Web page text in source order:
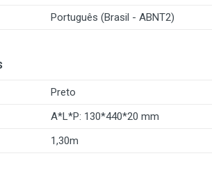
Português (Brasil - ABNT2)
Preto
A*L*P: 130*440*20 mm
1,30m